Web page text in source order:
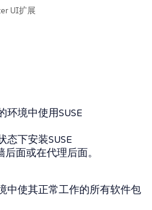
UI扩展
环境中使用SUSE
态下安装SUSE
面或在代理后面。
中使其正常工作的所有软件包